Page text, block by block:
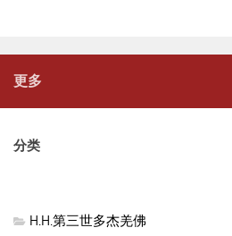
更多
分类
H.H.第三世多杰羌佛